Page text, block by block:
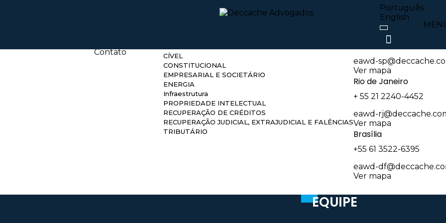
Português
English
Contato
Áreas de atuação
CÍVEL
CONSTITUCIONAL
EMPRESARIAL E SOCIETÁRIO
ENERGIA
Infraestrutura
PROPRIEDADE INTELECTUAL
RECUPERAÇÃO DE CRÉDITOS
RECUPERAÇÃO JUDICIAL, EXTRAJUDICIAL E FALÊNCIAS
TRIBUTÁRIO
Nossos escritórios
São Paulo
+55 11 3074-6550
eawd-
Ver mapa
Rio de Janeiro
+ 55 21 2240-4452
eawd-
Ver mapa
Brasília
+55 61 3522-6395
eawd-
Ver mapa
EQUIPE